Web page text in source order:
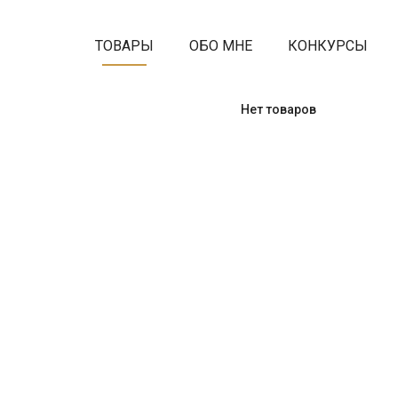
ТОВАРЫ ОБО МНЕ КОНКУРСЫ
Нет товаров